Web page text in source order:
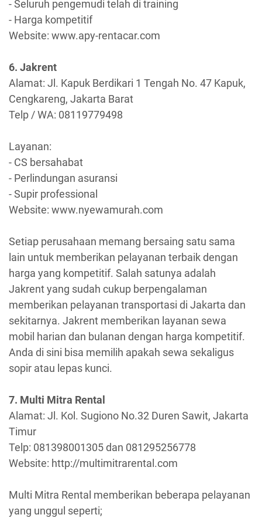
- Seluruh pengemudi telah di training
- Harga kompetitif
Website: www.apy-rentacar.com
6. Jakrent
Alamat: Jl. Kapuk Berdikari 1 Tengah No. 47 Kapuk,
Cengkareng, Jakarta Barat
Telp / WA: 08119779498
Layanan:
- CS bersahabat
- Perlindungan asuransi
- Supir professional
Website: www.nyewamurah.com
Setiap perusahaan memang bersaing satu sama
lain untuk memberikan pelayanan terbaik dengan
harga yang kompetitif. Salah satunya adalah
Jakrent yang sudah cukup berpengalaman
memberikan pelayanan transportasi di Jakarta dan
sekitarnya. Jakrent memberikan layanan sewa
mobil harian dan bulanan dengan harga kompetitif.
Anda di sini bisa memilih apakah sewa sekaligus
sopir atau lepas kunci.
7. Multi Mitra Rental
Alamat: Jl. Kol. Sugiono No.32 Duren Sawit, Jakarta
Timur
Telp: 081398001305 dan 081295256778
Website: http://multimitrarental.com
Multi Mitra Rental memberikan beberapa pelayanan
yang unggul seperti;